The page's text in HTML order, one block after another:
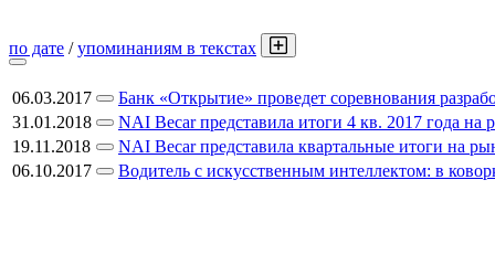
по дате /упоминаниям в текстах
06.03.2017
Банк «Открытие» проведет соревнования
31.01.2018
NAI Becar представила итоги 4 кв. 2017 года
19.11.2018
NAI Becar представила квартальные итоги на
06.10.2017
Водитель с искусственным интеллектом: в